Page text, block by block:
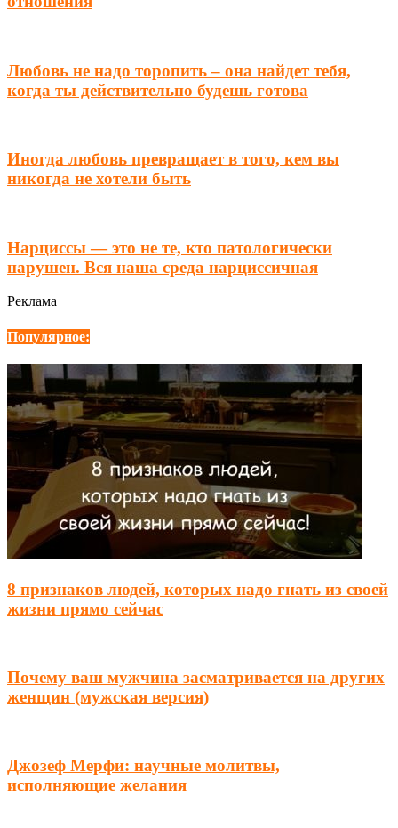
Любовь не надо торопить – она найдет тебя,
когда ты действительно будешь готова
Иногда любовь превращает в того, кем вы
никогда не хотели быть
Нарциссы — это не те, кто патологически
нарушен. Вся наша среда нарциссичная
Реклама
Популярное:
8 признаков людей, которых надо гнать из своей
жизни прямо сейчас
Почему ваш мужчина засматривается на других
женщин (мужская версия)
Джозеф Мерфи: научные молитвы,
исполняющие желания